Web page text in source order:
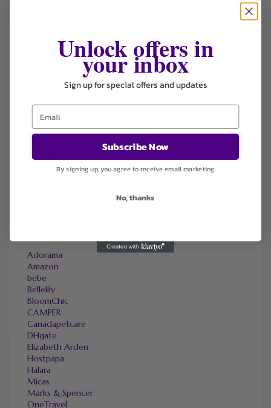
Categories
Sort by
Newest
Popularity
Adorama
Amazon
bebe
Bellelily
BloomChic
CAMPER
Canadapetcare
DHgate
Elizabeth Arden
Hostpapa
Halara
Micas
Marks & Spencer
OneTravel
Unlock offers in
your inbox
Sign up for special offers and updates
Subscribe Now
By signing up, you agree to receive email marketing
No, thanks